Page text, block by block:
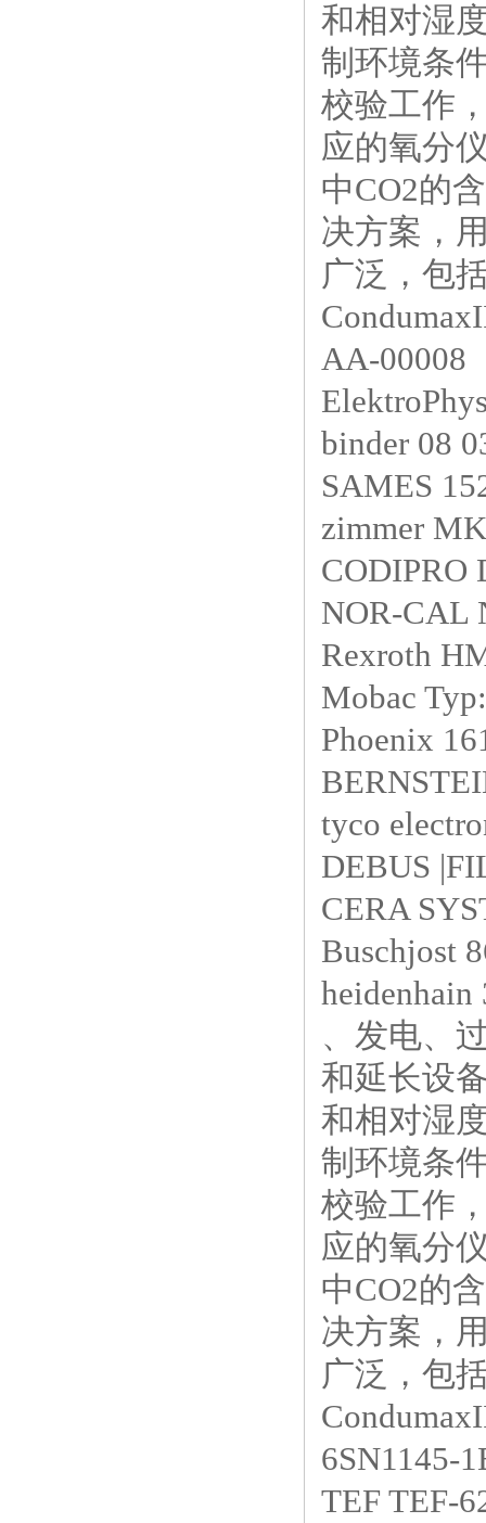
和相对湿
制环境条
校验工作
应的氧分
中CO2的
决方案，
广泛，包
AA-00008
binder 08
SAMES
zimmer
CODIPRO
NOR-CAL
Rexroth
Mobac
Phoenix
tyco
DEBUS
CERA
Buschjost
heidenhain
、发电、
和延长设
和相对湿
制环境条
校验工作
应的氧分
中CO2的
决方案，
广泛，包
6SN1145-
TEF TEF-